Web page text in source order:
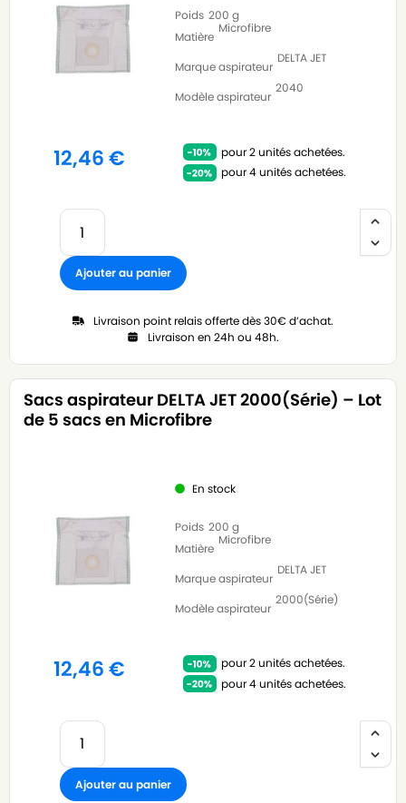
Poids 200 g
Matière
Microfibre
Marque aspirateur
DELTA JET
Modèle aspirateur
2040
12,46€
pour 2 unités achetées.
pour 4 unités achetées.
Ajouter au panier
Livraison point relais offerte dès 30€ d’achat.
Livraison en 24h ou 48h.
Sacs aspirateur DELTA JET 2000(Série) – Lot
de 5 sacs en Microfibre
En stock
Poids 200 g
Matière
Microfibre
Marque aspirateur
DELTA JET
Modèle aspirateur
2000(Série)
12,46€
pour 2 unités achetées.
pour 4 unités achetées.
Ajouter au panier